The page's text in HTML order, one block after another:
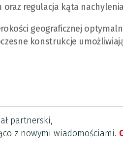
oraz regulacja kąta
geograficznej
konstrukcje
partnerski,
z nowymi wiadomościami.